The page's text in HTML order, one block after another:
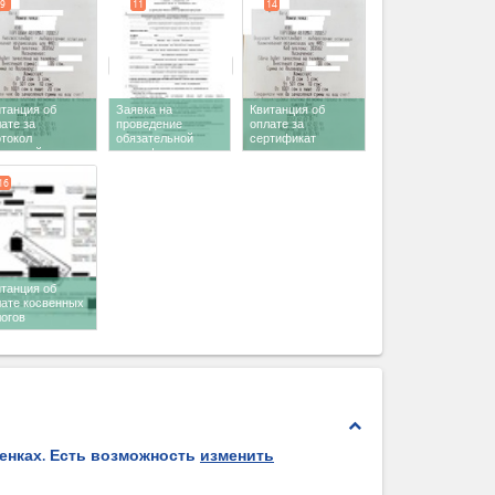
об
за
в
9
Заявка на
проведение
обязательной
сертификации
11
Квитанция об
оплате за
сертификат
соответствия
14
об
косвенных
16
expand_less
Есть возможность изменить